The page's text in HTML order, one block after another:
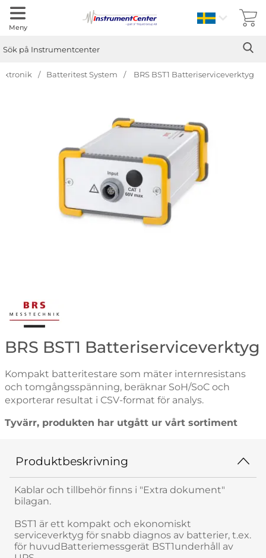
Meny Sverige
Batteritest System BRS BST1 Batteriserviceverktyg
Gå till varumärkessidan för BRS-Messtechnik
BRS BST1 Batteriserviceverktyg
Kompakt batteritestare som mäter internresistans
och tomgångsspänning, beräknar SoH/SoC och
exporterar resultat i CSV-format för analys.
Tyvärr, produkten har utgått ur vårt sortiment
Produktbeskrivning
Kablar och tillbehör finns i "Extra dokument"
bilagan.
BST1 är ett kompakt och ekonomiskt
serviceverktyg för snabb diagnos av batterier, t.ex.
för huvudBatteriemessgerät BST1underhåll av